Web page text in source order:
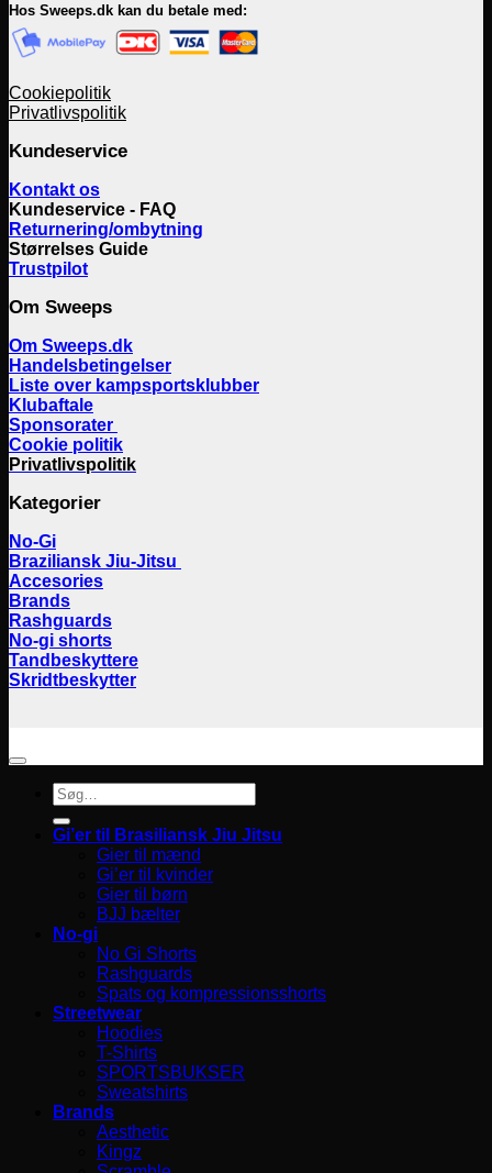
Hos Sweeps.dk kan du betale med:
Cookiepolitik
Privatlivspolitik
Kundeservice
Kontakt os
Kundeservice - FAQ
Returnering/ombytning
Størrelses Guide
Trustpilot
Om Sweeps
Om Sweeps.dk
Handelsbetingelser
Liste over kampsportsklubber
Klubaftale
Sponsorater
Cookie politik
Privatlivspolitik
Kategorier
No-Gi
Braziliansk Jiu-Jitsu
Accesories
Brands
Rashguards
No-gi shorts
Tandbeskyttere
Skridtbeskytter
Søg
efter:
Gi’er til Brasiliansk Jiu Jitsu
Gier til mænd
Gi’er til kvinder
Gier til børn
BJJ bælter
No-gi
No Gi Shorts
Rashguards
Spats og kompressionsshorts
Streetwear
Hoodies
T-Shirts
SPORTSBUKSER
Sweatshirts
Brands
Aesthetic
Kingz